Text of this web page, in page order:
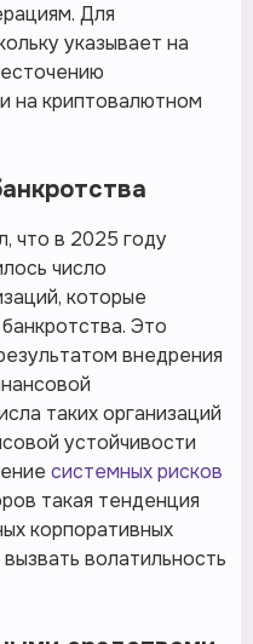
Для
указывает на
на криптовалютном
что в 2025 году
число
которые
Это
внедрения
таких организаций
устойчивости
системных рисков
такая тенденция
корпоративных
волатильность